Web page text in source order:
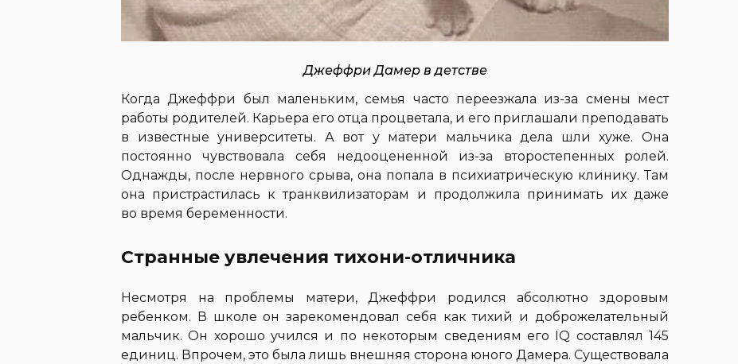
Джеффри Дамер в детстве
Когда Джеффри был маленьким, семья часто переезжала из-за смены мест
работы родителей. Карьера его отца процветала, и его приглашали преподавать
в известные университеты. А вот у матери мальчика дела шли хуже. Она
постоянно чувствовала себя недооцененной из-за второстепенных ролей.
Однажды, после нервного срыва, она попала в психиатрическую клинику. Там
она пристрастилась к транквилизаторам и продолжила принимать их даже
во время беременности.
Странные увлечения тихони-отличника
Несмотря на проблемы матери, Джеффри родился абсолютно здоровым
ребенком. В школе он зарекомендовал себя как тихий и доброжелательный
мальчик. Он хорошо учился и по некоторым сведениям его IQ составлял 145
единиц. Впрочем, это была лишь внешняя сторона юного Дамера. Существовала